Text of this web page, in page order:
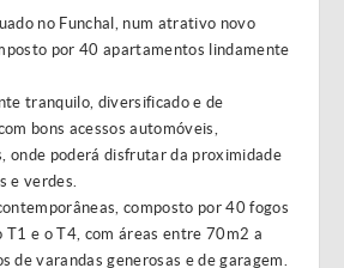
no Funchal, num atrativo novo
por 40 apartamentos lindamente
tranquilo, diversificado e de
bons acessos automóveis,
onde poderá disfrutar da proximidade
e verdes.
composto por 40 fogos
T1 e o T4, com áreas entre 70m2 a
de varandas generosas e de garagem.